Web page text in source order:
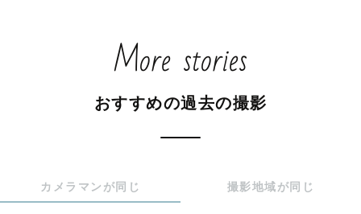
そういうこともあって、なりたい自分になれるもう一つの
ラブグラファーになる手前に出会った少年ジャンプ作品の
ので気軽に呼んでもらえると嬉しいです♪
More stories
おすすめの過去の撮影
カメラマンが同じ 撮影地域が同じ